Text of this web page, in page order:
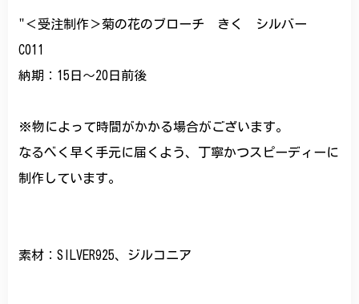
"＜受注制作＞菊の花のブローチ きく シルバー
C011
納期：15日～20日前後
※物によって時間がかかる場合がございます。
なるべく早く手元に届くよう、丁寧かつスピーディーに
制作しています。
素材：SILVER925、ジルコニア